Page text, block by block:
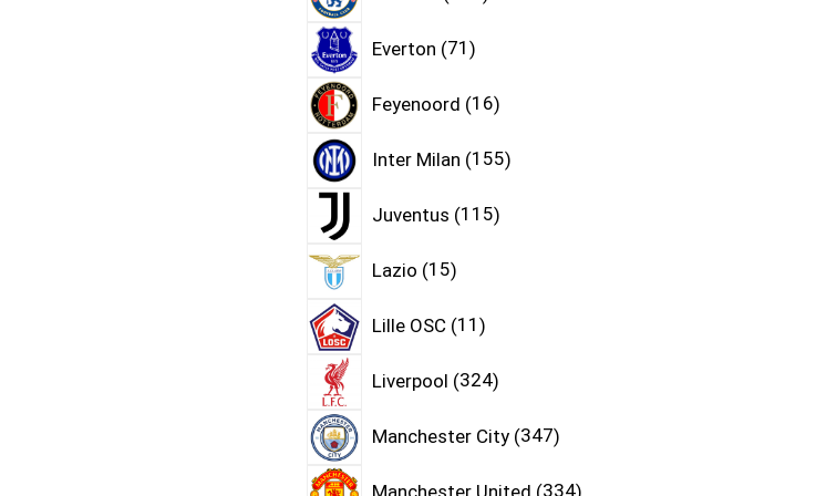
Everton 71
Feyenoord 16
Inter Milan 155
Juventus 115
Lazio 15
Lille OSC 11
Liverpool 324
Manchester City 347
Manchester United 334